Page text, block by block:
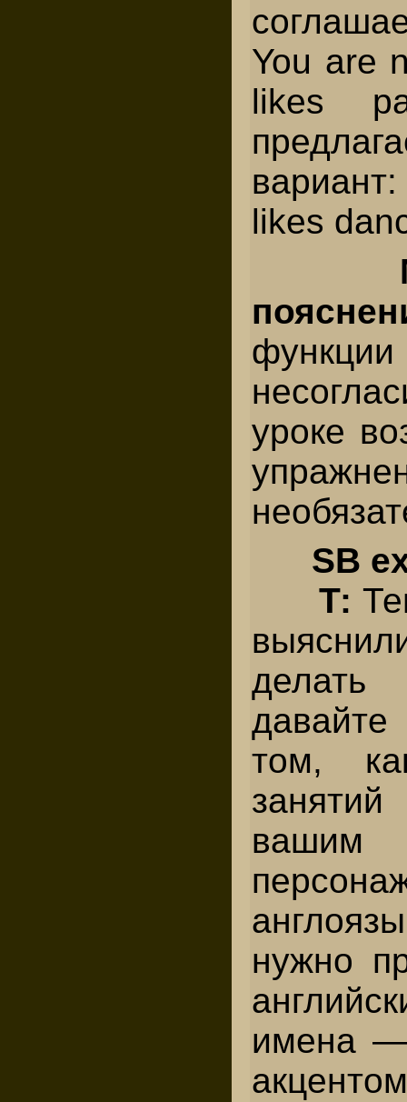
You are
likes
likes
уроке
SB
Т:
том,
нужно
имена —